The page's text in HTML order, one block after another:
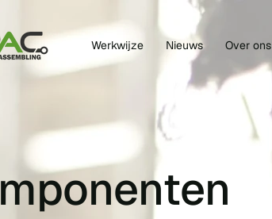
Werkwijze Nieuws Over ons